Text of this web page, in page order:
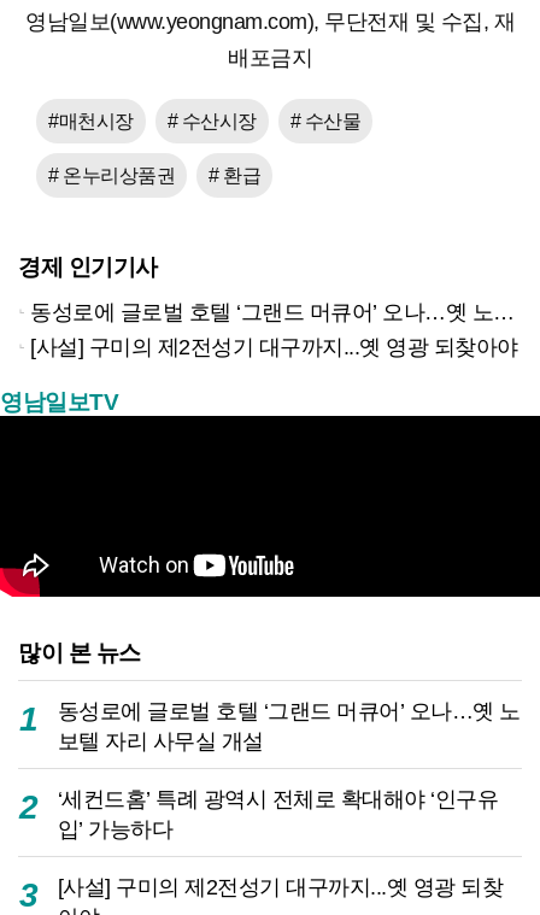
영남일보(www.yeongnam.com), 무단전재 및 수집, 재
배포금지
#매천시장 # 수산시장 # 수산물
# 온누리상품권 # 환급
경제 인기기사
동성로에 글로벌 호텔 ‘그랜드 머큐어’ 오나…옛 노보텔 자리 사무실 개설
[사설] 구미의 제2전성기 대구까지...옛 영광 되찾아야
영남일보TV
많이 본 뉴스
1
동성로에 글로벌 호텔 ‘그랜드 머큐어’ 오나…옛 노
보텔 자리 사무실 개설
2
‘세컨드홈’ 특례 광역시 전체로 확대해야 ‘인구유
입’ 가능하다
3
[사설] 구미의 제2전성기 대구까지...옛 영광 되찾